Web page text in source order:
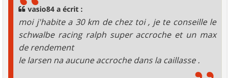
vasio84 a écrit :
moi j'habite a 30 km de chez toi , je te conseille le
schwalbe racing ralph super accroche et un max
de rendement
le larsen na aucune accroche dans la caillasse .